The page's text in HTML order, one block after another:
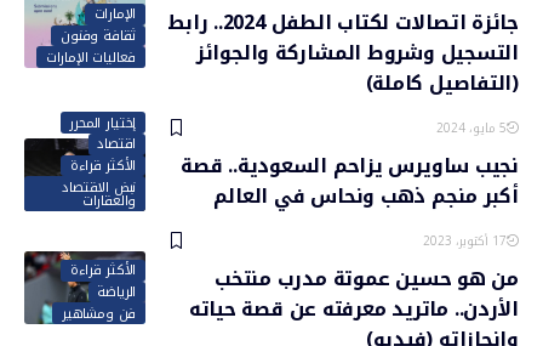
الإمارات
ثقافة وفنون
فعاليات الإمارات
جائزة اتصالات لكتاب الطفل 2024.. رابط
التسجيل وشروط المشاركة والجوائز
(التفاصيل كاملة)
5 مايو، 2024
إختيار المحرر
اقتصاد
الأكثر قراءة
نبض الاقتصاد
والعقارات
نجيب ساويرس يزاحم السعودية.. قصة
أكبر منجم ذهب ونحاس في العالم
17 أكتوبر، 2023
الأكثر قراءة
الرياضة
فن ومشاهير
من هو حسين عموتة مدرب منتخب
الأردن.. ماتريد معرفته عن قصة حياته